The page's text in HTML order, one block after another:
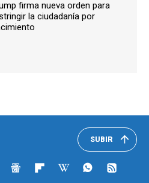
firma nueva orden para
la ciudadanía por
SUBIR